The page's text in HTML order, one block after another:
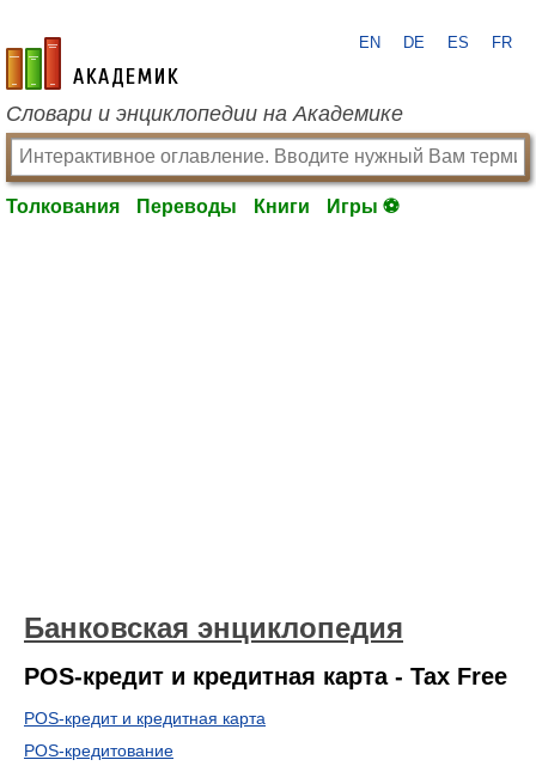
academic.ru
EN DE ES FR
Словари и энциклопедии на Академике
Толкования Переводы Книги Игры ⚽
Банковская энциклопедия
POS-кредит и кредитная карта - Tax Free
POS-кредит и кредитная карта
POS-кредитование